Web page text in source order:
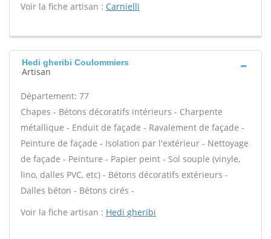
Voir la fiche artisan : Carnielli
Hedi gheribi Coulommiers
Artisan
Département: 77
Chapes - Bétons décoratifs intérieurs - Charpente
métallique - Enduit de façade - Ravalement de façade -
Peinture de façade - Isolation par l'extérieur - Nettoyage
de façade - Peinture - Papier peint - Sol souple (vinyle,
lino, dalles PVC, etc) - Bétons décoratifs extérieurs -
Dalles béton - Bétons cirés -
Voir la fiche artisan : Hedi gheribi